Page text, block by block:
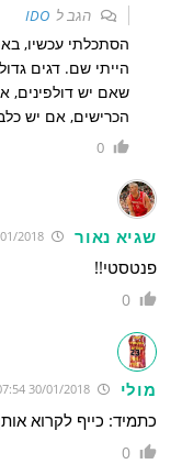
הגב לIDO
הסתכלתי עכשיו,
הייתי שם. דגים
שאם יש דולפינים,
הכרישים, אם יש
0
שגיא נאור
פנטסטי!!
0
מולי 30/01/2018 14:07:54
כתמיד: כייף לקרוא
0